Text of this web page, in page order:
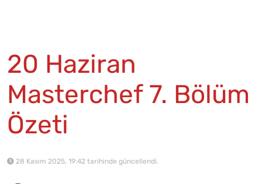
20 Haziran
Masterchef 7. Bölüm
Özeti
28 Kasım 2025, 19:42 tarihinde güncellendi.